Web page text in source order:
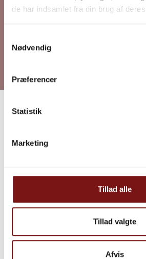
de har indsamlet fra din brug af
Nødvendig
Præferencer
Statistik
Marketing
Tillad alle
Tillad valgte
Afvis
Erhverv